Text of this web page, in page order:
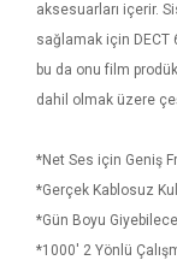
aksesuarları içerir.
sağlamak için
bu da onu film
dahil olmak üzere
*Net Ses için Geniş
*Gerçek Kablosuz
*Gün Boyu
*1000' 2 Yönlü